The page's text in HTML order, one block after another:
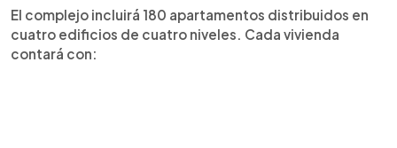
El complejo incluirá 180 apartamentos distribuidos en
cuatro edificios de cuatro niveles. Cada vivienda
contará con: